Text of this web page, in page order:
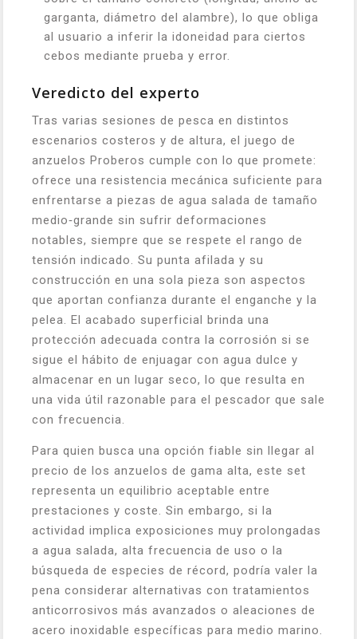
garganta, diámetro del alambre), lo que obliga
al usuario a inferir la idoneidad para ciertos
cebos mediante prueba y error.
Veredicto del experto
Tras varias sesiones de pesca en distintos
escenarios costeros y de altura, el juego de
anzuelos Proberos cumple con lo que promete:
ofrece una resistencia mecánica suficiente para
enfrentarse a piezas de agua salada de tamaño
medio‑grande sin sufrir deformaciones
notables, siempre que se respete el rango de
tensión indicado. Su punta afilada y su
construcción en una sola pieza son aspectos
que aportan confianza durante el enganche y la
pelea. El acabado superficial brinda una
protección adecuada contra la corrosión si se
sigue el hábito de enjuagar con agua dulce y
almacenar en un lugar seco, lo que resulta en
una vida útil razonable para el pescador que sale
con frecuencia.
Para quien busca una opción fiable sin llegar al
precio de los anzuelos de gama alta, este set
representa un equilibrio aceptable entre
prestaciones y coste. Sin embargo, si la
actividad implica exposiciones muy prolongadas
a agua salada, alta frecuencia de uso o la
búsqueda de especies de récord, podría valer la
pena considerar alternativas con tratamientos
anticorrosivos más avanzados o aleaciones de
acero inoxidable específicas para medio marino.